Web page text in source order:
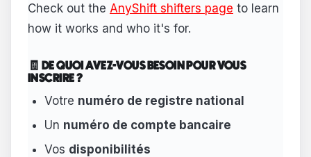
Check out the AnyShift shifters page to learn
how it works and who it's for.
🧾 DE QUOI AVEZ-VOUS BESOIN POUR VOUS
INSCRIRE ?
Votre numéro de registre national
Un numéro de compte bancaire
Vos disponibilités